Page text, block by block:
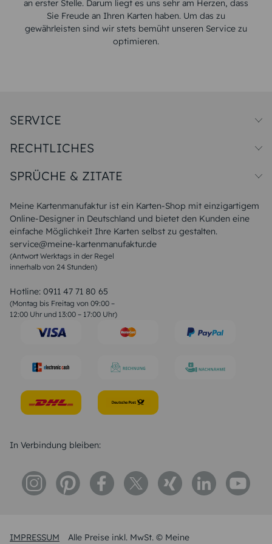
an erster Stelle. Darum liegt es uns sehr am Herzen, dass
Sie Freude an Ihren Karten haben. Um das zu
gewährleisten sind wir stets bemüht unseren Service zu
optimieren.
Meine Kartenmanufaktur ist ein Karten-Shop mit einzigartigem
Online-Designer in Deutschland und bietet den Kunden eine
einfache Möglichkeit Ihre Karten selbst zu gestalten.
service@meine-kartenmanufaktur.de
(Antwort Werktags in der Regel
innerhalb von 24 Stunden)
Hotline: 0911 47 71 80 65
(Montag bis Freitag von 09:00 –
12:00 Uhr und 13:00 – 17:00 Uhr)
SERVICE
Papiersorten
Unsere Produktion
Magazin
FAQ
RECHTLICHES
Widerrufsbelehrung
SPRÜCHE & ZITATE
Liebeskummer Sprüche
Sommer Sprüche
Muttertagssprüche
Sprüche zur Hochzeit
Sprüche zur Konfirmation & Kommunion
Weihnachtsgedichte
Liebessprüche
Geburtstagssprüche
Trauersprüche
Konfirmation Glückwünsche
IMPRESSUM Alle Preise inkl. MwSt. © Meine
In Verbindung bleiben: